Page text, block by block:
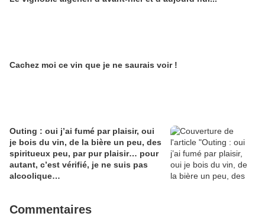
Cachez moi ce vin que je ne saurais voir !
Outing : oui j’ai fumé par plaisir, oui
je bois du vin, de la bière un peu, des
spiritueux peu, par pur plaisir… pour
autant, c’est vérifié, je ne suis pas
alcoolique…
Commentaires